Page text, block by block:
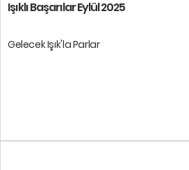
Işıklı Başarılar Eylül 2025
Gelecek Işık'la Parlar